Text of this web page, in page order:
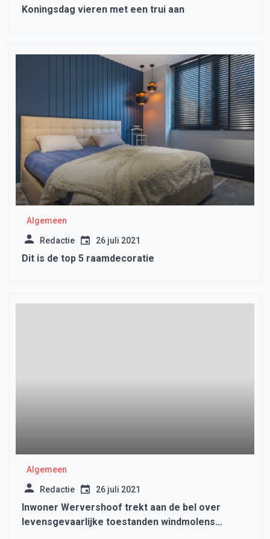
Koningsdag vieren met een trui aan
Algemeen
Redactie 26 juli 2021
Dit is de top 5 raamdecoratie
Algemeen
Redactie 26 juli 2021
Inwoner Wervershoof trekt aan de bel over
levensgevaarlijke toestanden windmolens